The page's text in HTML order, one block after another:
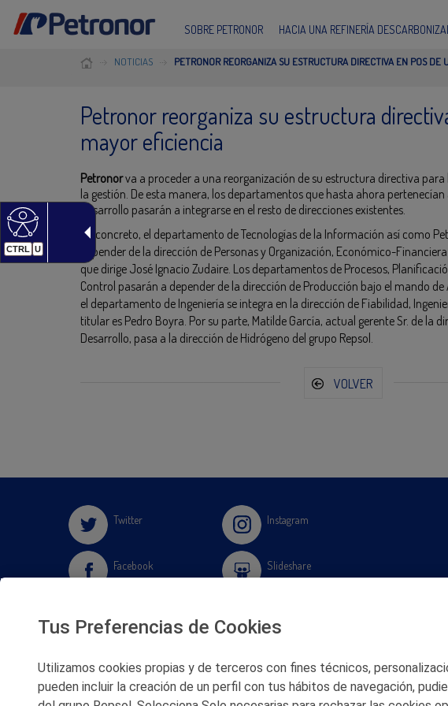
CTRL U
SOBRE PETRONOR HACIA UNA REFINERÍA
NOTICIAS PETRONOR REORGANIZA SU ESTRUCTURA DIRECTIVA EN POS DE
Petronor reorganiza su estructura
mayor eficiencia
Petronorva a proceder a una reorganización de su estructura directiva
la gestión. De esta manera, los departamentos que hasta ahora
Desarrollo pasarán a integrarse en el resto de direcciones existentes.
En concreto, el departamento de Tecnologías de la Información así como
depender de la dirección de Personas y Organización, Económico-
que dirige José Ignacio Zudaire. Los departamentos de Procesos,
Control pasarán a depender de la dirección de Producción bajo el mando
el departamento de Ingeniería se integra en la dirección de Fiabilidad,
titular es Pedro Boyra. Por su parte, Matilde García, actual gerente Sr. de la
Desarrollo, pasa a la dirección de Hidrógeno del grupo Repsol.
VOLVER
Twitter
Facebook
Instagram
Slideshare
Tus Preferencias de Cookies
Utilizamos cookies propias y de terceros con fines técnicos,
pueden incluir la creación de un perfil con tus hábitos de navegación,